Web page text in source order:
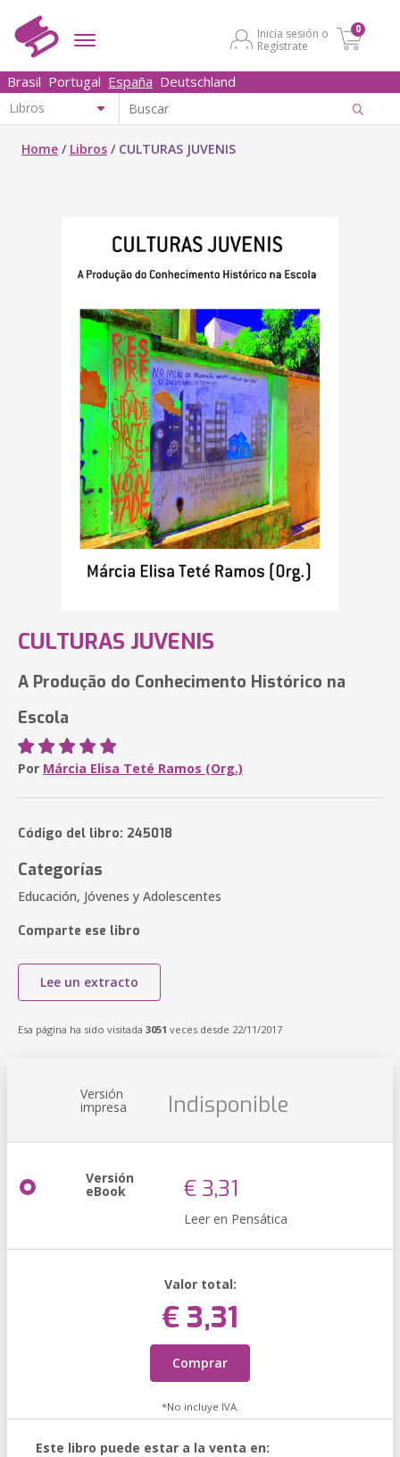
Inicia sesión o
Regístrate
0
Brasil Portugal España Deutschland
Home / Libros / CULTURAS JUVENIS
CULTURAS JUVENIS
A Produção do Conhecimento Histórico na
Escola
Por Márcia Elisa Teté Ramos (Org.)
Código del libro: 245018
Categorías
Educación, Jóvenes y Adolescentes
Comparte ese libro
Lee un extracto
Esa página ha sido visitada 3051 veces desde 22/11/2017
Versión
impresa Indisponible
Versión
eBook € 3,31
Leer en Pensática
Valor total:
€ 3,31
Comprar
*No incluye IVA.
Este libro puede estar a la venta en: